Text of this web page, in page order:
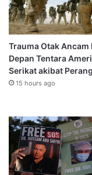
Trauma Otak Ancam
Depan Tentara
Serikat akibat
15 hours ago